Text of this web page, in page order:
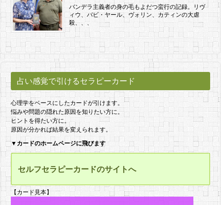
バンデラ主義者の身の毛もよだつ蛮行の記録。リヴ
ィウ、バビ・ヤール、ヴォリン、カティンの大虐
殺、、、
占い感覚で引けるセラピーカード
心理学をベースにしたカードが引けます。
悩みや問題の隠れた原因を知りたい方に。
ヒントを得たい方に。
原因が分かれば結果を変えられます。
▼カードのホームページに飛びます
セルフセラピーカードのサイトへ
【カード見本】